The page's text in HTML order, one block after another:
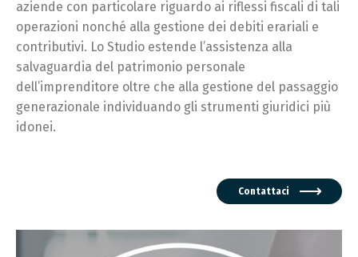
aziende con particolare riguardo ai riflessi fiscali di tali
operazioni nonché alla gestione dei debiti erariali e
contributivi. Lo Studio estende l’assistenza alla
salvaguardia del patrimonio personale
dell’imprenditore oltre che alla gestione del passaggio
generazionale individuando gli strumenti giuridici più
idonei.
Contattaci